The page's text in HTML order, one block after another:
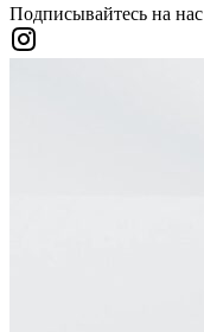
Подписывайтесь на нас